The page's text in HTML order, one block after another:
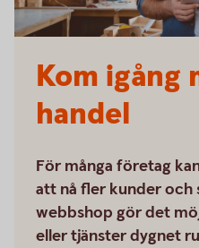
Kom igång
handel
För många företag
att nå fler kunder och
webbshop gör det
eller tjänster dygnet